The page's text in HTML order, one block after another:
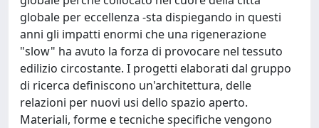
globale per eccellenza -sta dispiegando in questi
anni gli impatti enormi che una rigenerazione
"slow" ha avuto la forza di provocare nel tessuto
edilizio circostante. I progetti elaborati dal gruppo
di ricerca definiscono un'architettura, delle
relazioni per nuovi usi dello spazio aperto.
Materiali, forme e tecniche specifiche vengono